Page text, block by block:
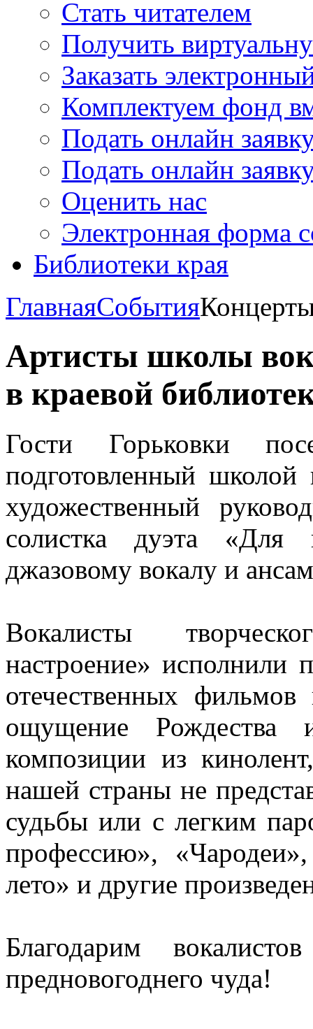
Стать читателем
Получить
Заказать
Комплектуем фонд
Подать онлайн
Подать онлайн
Оценить нас
Электронная форма
Библиотеки края
ГлавнаяСобытия
Артисты школы
в краевой
Гости Горьковки
подготовленный школой
художественный
солистка дуэта «Для
джазовому вокалу и
Вокалисты
настроение»
отечественных
ощущение Рождества
композиции из
нашей страны не
судьбы или с легким
профессию»,
лето» и другие
Благодарим
предновогоднего чуда!